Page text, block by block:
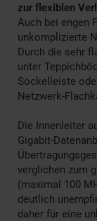
zur flexiblen
Auch bei engen
unkomplizierte
Durch die sehr
unter
Sockelleiste
Netzwerk-
Die Innenleiter
Gigabit-
verglichen zum
(maximal 100
deutlich
daher für eine